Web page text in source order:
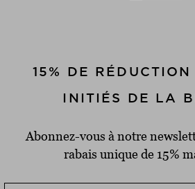
15% DE
INITIÉS DE LA
Abonnez-vous à notre
rabais unique de 15%